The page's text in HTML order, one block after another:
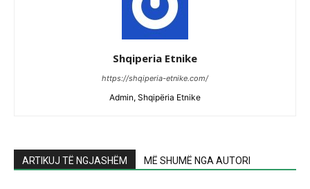
Shqiperia Etnike
https://shqiperia-etnike.com/
Admin, Shqipëria Etnike
ARTIKUJ TË NGJASHËM MË SHUMË NGA AUTORI